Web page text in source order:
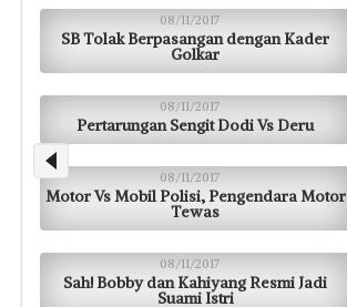
08/11/2017
SB Tolak Berpasangan dengan Kader
Golkar
08/11/2017
Pertarungan Sengit Dodi Vs Deru
08/11/2017
Motor Vs Mobil Polisi, Pengendara Motor
Tewas
08/11/2017
Sah! Bobby dan Kahiyang Resmi Jadi
Suami Istri